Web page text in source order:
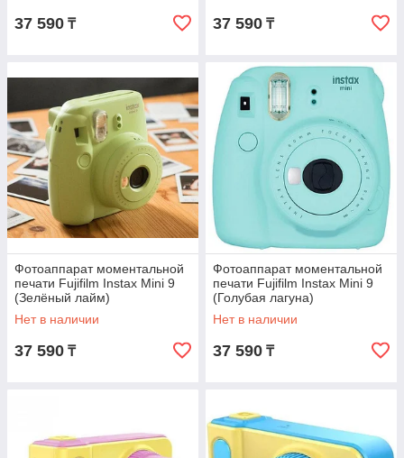
37 590 ₸ 37 590 ₸
Фотоаппарат моментальной
печати Fujifilm Instax Mini 9
(Зелёный лайм)
Нет в наличии
37 590 ₸
Фотоаппарат моментальной
печати Fujifilm Instax Mini 9
(Голубая лагуна)
Нет в наличии
37 590 ₸